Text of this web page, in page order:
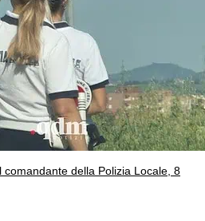
comandante della Polizia Locale, 8